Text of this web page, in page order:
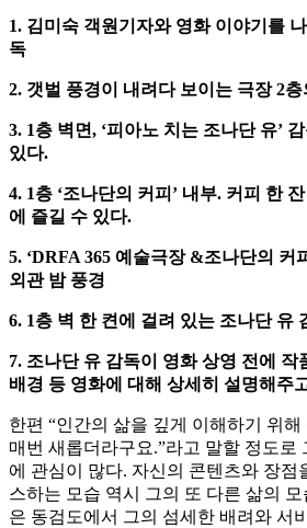
1. 김미숙 객원기자와 영화 이야기를
독
2. 갯벌 풍경이 내려다 보이는 극장 2
3. 1층 벽면, ‘피아노 치는 조나단 유’
있다.
4. 1층 ‘조나단의 커피’ 내부. 커피 한
에 즐길 수 있다.
5. ‘DRFA 365 예술극장 &조나단의 커
외관 밤 풍경
6. 1층 벽 한 켠에 걸려 있는 조나단 유
7. 조나단 유 감독이 영화 상영 전에 작
배경 등 영화에 대해 상세히 설명해주
한편 “인간의 삶을 깊게 이해하기 위해
매번 새롭더라구요.”라고 말할 정도로
에 관심이 많다. 자신의 콘텐츠와 장점
스하는 모습 역시 그의 또 다른 삶의
은 동검도에서 그의 섬세한 배려와 서